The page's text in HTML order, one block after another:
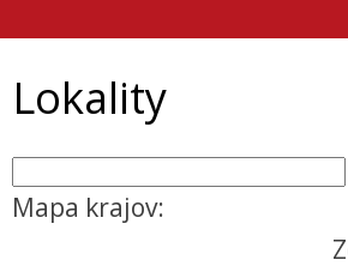
Lokality
Mapa krajov: